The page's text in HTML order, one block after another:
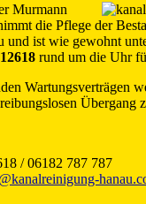
Murmann
die Pflege der
und ist wie gewohnt
rund um die Uhr
Wartungsverträgen
Übergang
/ 06182 787 787